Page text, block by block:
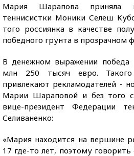
Мария Шарапова приняла
теннисистки Моники Селеш
того россиянка в качестве
победного грунта в прозрачном
В денежном выражении победа
млн 250 тысяч евро.
привлекают рекламодателей -
Марии Шараповой и без того
вице-президент Федерации
Селиваненко:
«Мария находится на вершине
17 где-то лет, поэтому